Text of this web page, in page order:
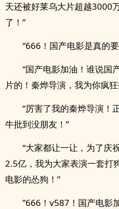
天还被好莱乌大片超越3000
了！”
“666！国产电影是真的
“国产电影加油！谁说国
片的！秦烨导演，我为你疯
“厉害了我的秦烨导演！
牛批到没朋友！”
“大家都让一让，为了庆
2.5亿，我为大家表演一套打
电影的怂狗！”
”666！v587！国产电影